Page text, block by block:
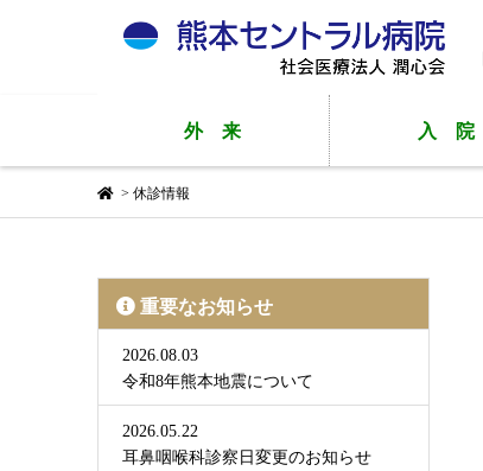
外来 入院
> 休診情報
重要なお知らせ
2026.08.03
令和8年熊本地震について
2026.05.22
耳鼻咽喉科診察日変更のお知らせ